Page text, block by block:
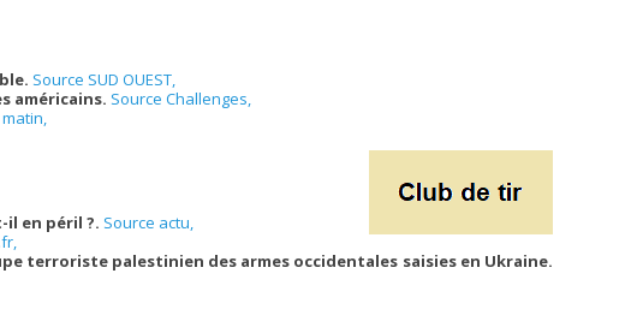
Source SUD OUEST,
américains. Source Challenges,
en péril ?. Source actu,
terroriste palestinien des armes occidentales saisies en Ukraine.